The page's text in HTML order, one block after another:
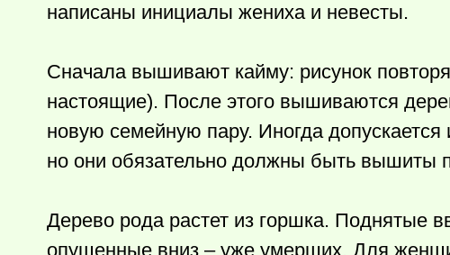
написаны инициалы жениха и невесты.
Сначала вышивают кайму: рисунок
настоящие). После этого вышиваются
новую семейную пару. Иногда
но они обязательно должны быть вышиты
Дерево рода растет из горшка. Поднятые
опущенные вниз – уже умерших. Для